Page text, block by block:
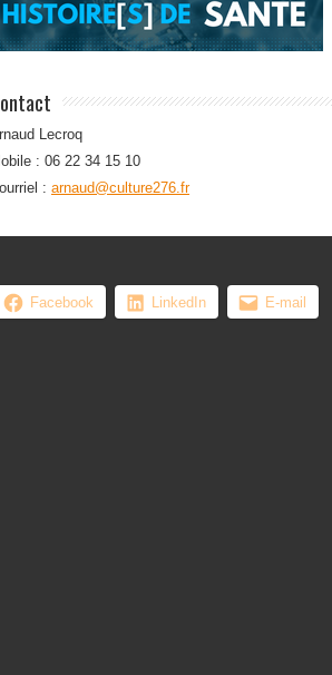
Lecroq
: 06 22 34 15 10
: arnaud@culture276.fr
Facebook LinkedIn E-mail